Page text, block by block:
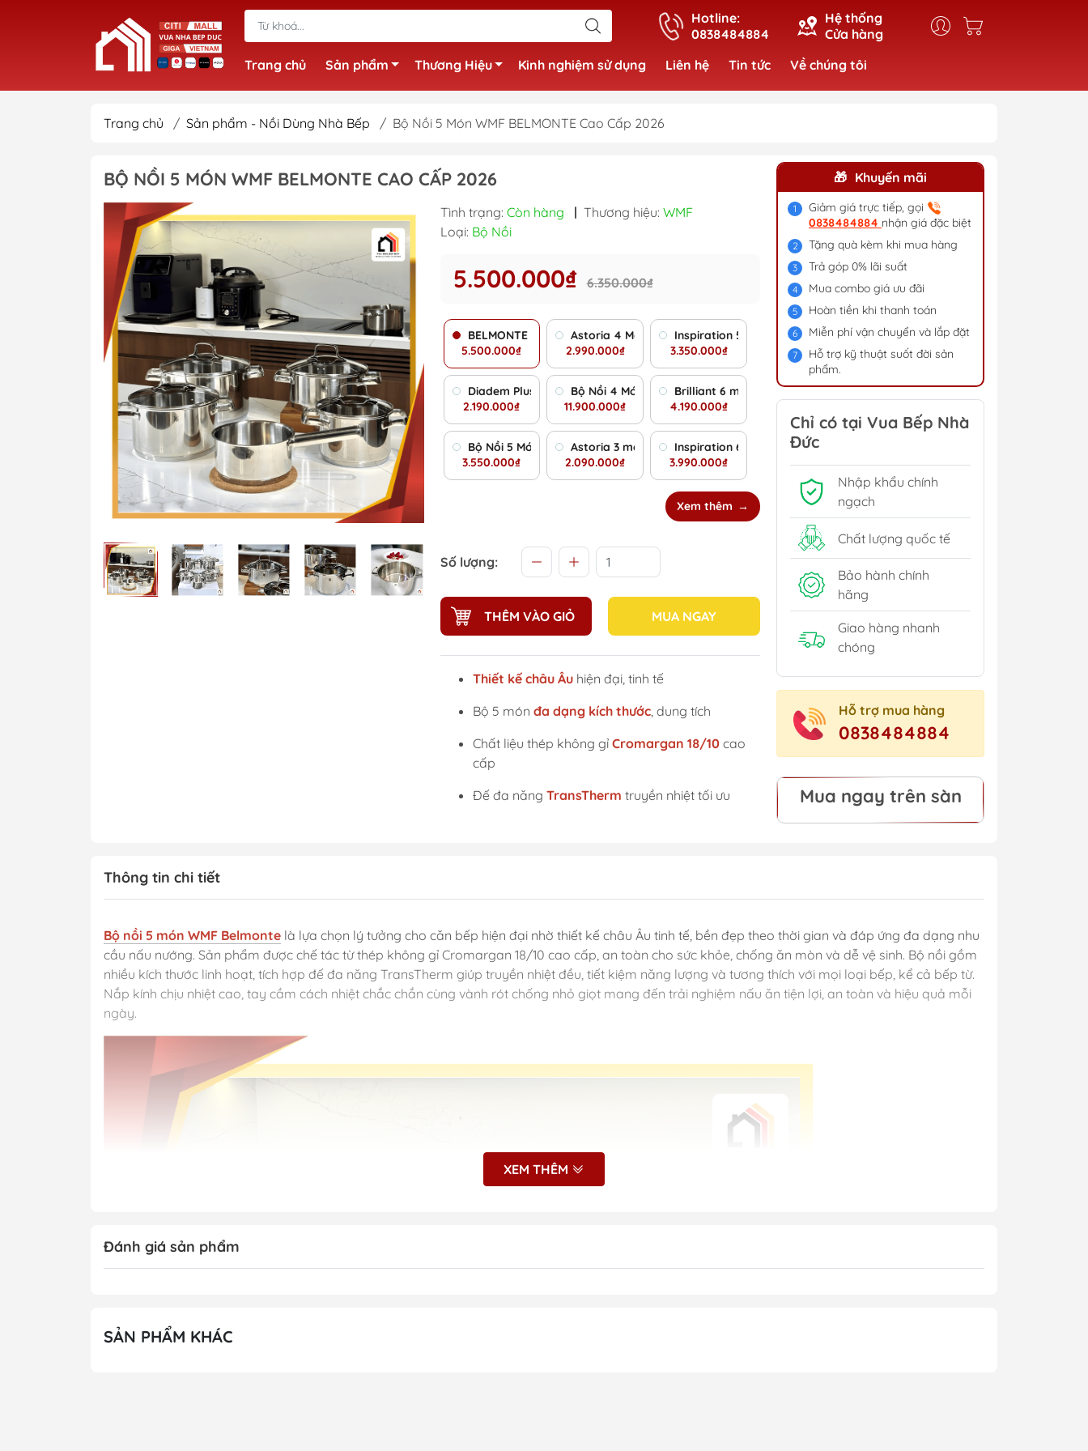
Hotline:
0838484884
Hệ thống
Cửa hàng
Trang chủ
Sản phẩm Thương Hiệu Kinh nghiệm sử dụng Liên hệ Tin tức Về chúng tôi
Trang chủ / Sản phẩm - Nồi Dùng Nhà Bếp / Bộ Nồi 5 Món WMF BELMONTE Cao Cấp 2026
BỘ NỒI 5 MÓN WMF BELMONTE CAO CẤP 2026
Tình trạng: Còn hàng | Thương hiệu: WMF
Loại: Bộ Nồi
5.500.000₫ 6.350.000₫
BELMONTE 5 món
5.500.000₫
Astoria 4 Món
2.990.000₫
Inspiration 5 món
3.350.000₫
Diadem Plus 3 món
2.190.000₫
Bộ Nồi 4 Món WMF Topf-Set Fusiontec FT Mineral Töpf 4tlg
11.900.000₫
Brilliant 6 món
4.190.000₫
Bộ Nồi 5 Món WMF Astoria - Siêu Sale 2026
3.550.000₫
Astoria 3 món
2.090.000₫
Inspiration 6 món
3.990.000₫
Xem thêm
Số lượng:
THÊM VÀO GIỎ MUA NGAY
Thiết kế châu Âuhiện đại, tinh tế
Bộ 5 món đa dạng kích thước, dung tích
Chất liệu thép không gỉ Cromargan 18/10cao
cấp
Đế đa năng TransTherm truyền nhiệt tối ưu
Khuyến mãi
Giảm giá trực tiếp, gọi
0838484884 nhận giá đặc biệt
Tặng quà kèm khi mua hàng
Trả góp 0% lãi suất
Mua combo giá ưu đãi
Hoàn tiền khi thanh toán
Miễn phí vận chuyển và lắp đặt
Hỗ trợ kỹ thuật suốt đời sản
phẩm.
Chỉ có tại Vua Bếp Nhà
Đức
Nhập khẩu chính
ngạch
Chất lượng quốc tế
Bảo hành chính
hãng
Giao hàng nhanh
chóng
Hỗ trợ mua hàng
0838484884
Mua ngay trên sàn
Thông tin chi tiết
Bộ nồi 5 món WMF Belmonte là lựa chọn lý tưởng cho căn bếp hiện đại nhờ thiết kế châu Âu tinh tế, bền đẹp theo thời gian và đáp ứng đa dạng nhu
cầu nấu nướng. Sản phẩm được chế tác từ thép không gỉ Cromargan 18/10 cao cấp, an toàn cho sức khỏe, chống ăn mòn và dễ vệ sinh. Bộ nồi gồm
nhiều kích thước linh hoạt, tích hợp đế đa năng TransTherm giúp truyền nhiệt đều, tiết kiệm năng lượng và tương thích với mọi loại bếp, kể cả bếp từ.
Nắp kính chịu nhiệt cao, tay cầm cách nhiệt chắc chắn cùng vành rót chống nhỏ giọt mang đến trải nghiệm nấu ăn tiện lợi, an toàn và hiệu quả mỗi
ngày.
XEM THÊM
Đánh giá sản phẩm
SẢN PHẨM KHÁC